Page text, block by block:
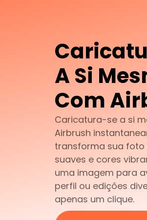
A Si
Com
Caricatura-se a si
Airbrush
transforma sua foto
suaves e cores
uma imagem para
perfil ou edições
apenas um clique.